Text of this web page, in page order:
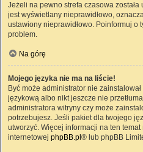
Jeżeli na pewno strefa czasowa została
jest wyświetlany nieprawidłowo,
ustawiony nieprawidłowo. Poinformuj o
problem.
Na górę
Mojego języka nie ma na liście!
Być może administrator nie
językową albo nikt jeszcze nie
administratora witryny czy może
potrzebujesz. Jeśli pakiet dla twojego
utworzyć. Więcej informacji na ten
internetowej phpBB.pl ® lub phpBB